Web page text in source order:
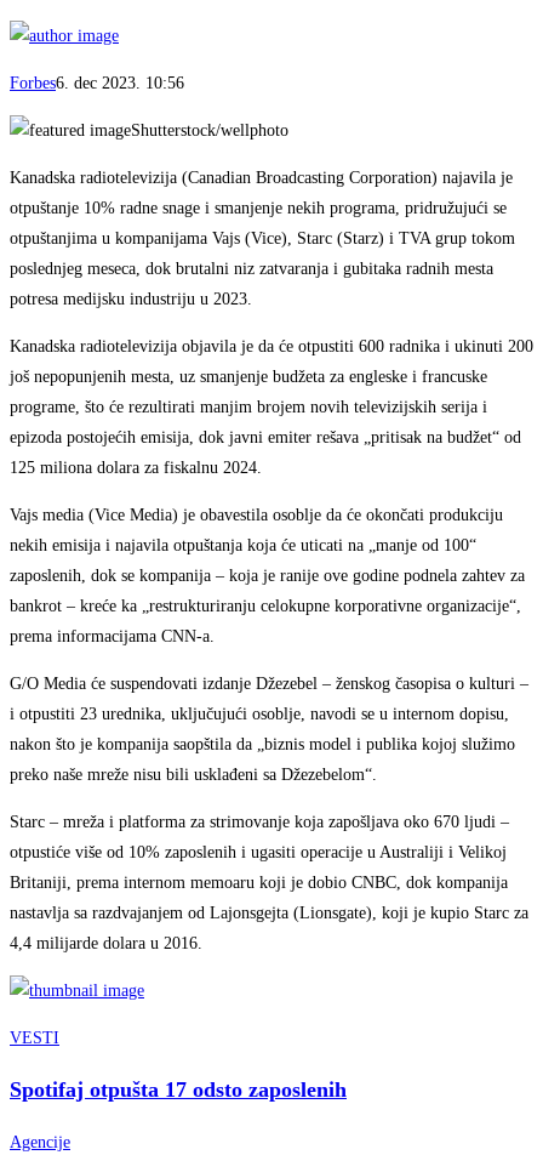
Forbes6. dec 2023. 10:56
Shutterstock/wellphoto
Kanadska radiotelevizija (Canadian Broadcasting Corporation) najavila je
otpuštanje 10% radne snage i smanjenje nekih programa, pridružujući se
otpuštanjima u kompanijama Vajs (Vice), Starc (Starz) i TVA grup tokom
poslednjeg meseca, dok brutalni niz zatvaranja i gubitaka radnih mesta
potresa medijsku industriju u 2023.
Kanadska radiotelevizija objavila je da će otpustiti 600 radnika i ukinuti 200
još nepopunjenih mesta, uz smanjenje budžeta za engleske i francuske
programe, što će rezultirati manjim brojem novih televizijskih serija i
epizoda postojećih emisija, dok javni emiter rešava „pritisak na budžet“ od
125 miliona dolara za fiskalnu 2024.
Vajs media (Vice Media) je obavestila osoblje da će okončati produkciju
nekih emisija i najavila otpuštanja koja će uticati na „manje od 100“
zaposlenih, dok se kompanija – koja je ranije ove godine podnela zahtev za
bankrot – kreće ka „restrukturiranju celokupne korporativne organizacije“,
prema informacijama CNN-a.
G/O Media će suspendovati izdanje Džezebel – ženskog časopisa o kulturi –
i otpustiti 23 urednika, uključujući osoblje, navodi se u internom dopisu,
nakon što je kompanija saopštila da „biznis model i publika kojoj služimo
preko naše mreže nisu bili usklađeni sa Džezebelom“.
Starc – mreža i platforma za strimovanje koja zapošljava oko 670 ljudi –
otpustiće više od 10% zaposlenih i ugasiti operacije u Australiji i Velikoj
Britaniji, prema internom memoaru koji je dobio CNBC, dok kompanija
nastavlja sa razdvajanjem od Lajonsgejta (Lionsgate), koji je kupio Starc za
4,4 milijarde dolara u 2016.
VESTI
Spotifaj otpušta 17 odsto zaposlenih
Agencije